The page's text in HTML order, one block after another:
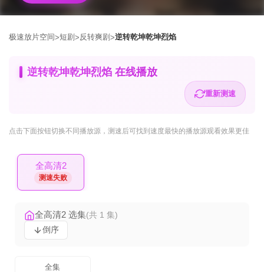
极速放片空间>短剧 >反转爽剧 >逆转乾坤乾坤烈焰
逆转乾坤乾坤烈焰 在线播放
重新测速
点击下面按钮切换不同播放源 ，测速后可找到速度最快的播放源观看效果更佳
全高清2
测速失败
全高清2 选集(共 1 集)
倒序
全集